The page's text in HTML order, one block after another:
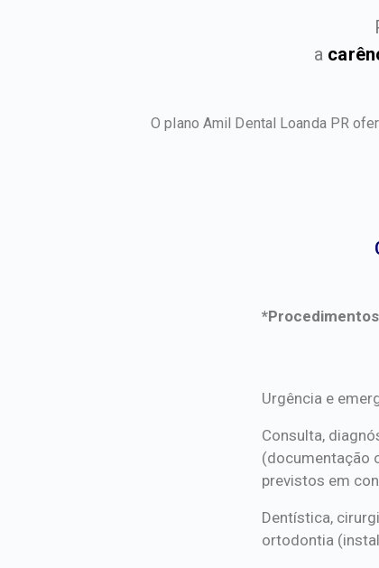
a
O plano Amil Dental Loanda PR
*Procedimentos
Urgência e
Consulta,
(documentação
previstos em
Dentística,
ortodontia